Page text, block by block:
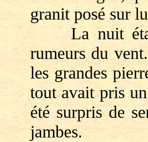
granit posé sur
La nuit était
rumeurs du
les grandes
tout avait pris
été surpris de
jambes.